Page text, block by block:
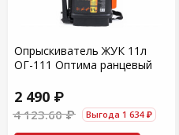
Опрыскиватель ЖУК 11л
ОГ-111 Оптима ранцевый
2 490 ₽
4 123.60 ₽ Выгода 1 634 ₽